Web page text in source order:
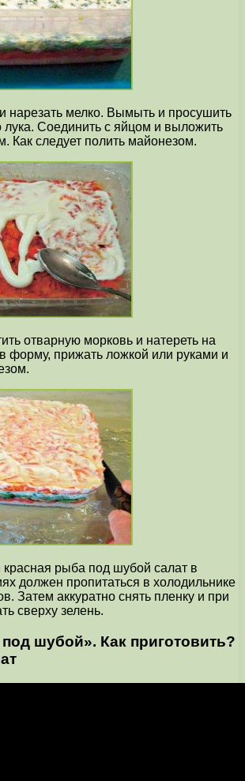
нарезать мелко. Вымыть и просушить
лука. Соединить с яйцом и выложить
Как следует полить майонезом.
отварную морковь и натереть на
форму, прижать ложкой или руками и
рыба под шубой салат в
должен пропитаться в холодильнике
Затем аккуратно снять пленку и при
сверху зелень.
шубой». Как приготовить?